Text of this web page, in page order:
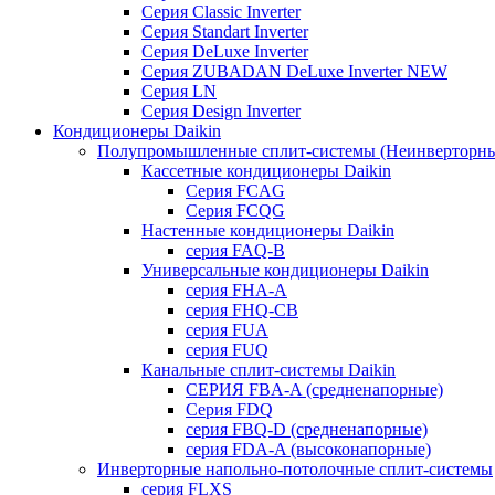
Серия Classic Inverter
Серия Standart Inverter
Серия DeLuxe Inverter
Серия ZUBADAN DeLuxe Inverter NEW
Серия LN
Серия Design Inverter
Кондиционеры Daikin
Полупромышленные сплит-системы
Кассетные кондиционеры Daikin
Серия FCAG
Серия FCQG
Настенные кондиционеры Daikin
серия FAQ-B
Универсальные кондиционеры Daikin
серия FHA-A
серия FHQ-CB
серия FUA
серия FUQ
Канальные сплит-системы Daikin
СЕРИЯ FBA-A (средненапорные)
Серия FDQ
серия FBQ-D (средненапорные)
серия FDA-A (высоконапорные)
Инверторные напольно-потолочные сплит-системы
серия FLXS